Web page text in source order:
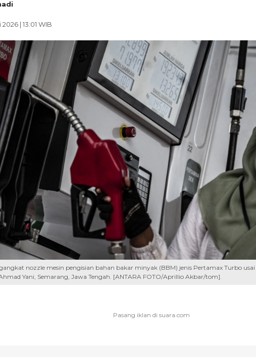
| 13:01 WIB
nozzle mesin pengisian bahan bakar minyak (BBM) jenis Pertamax Turbo
Yani, Semarang, Jawa Tengah. [ANTARA FOTO/Aprillio Akbar/tom].